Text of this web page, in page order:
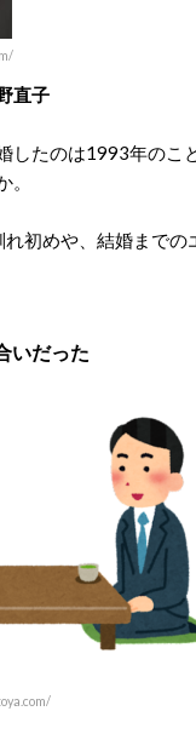
直子
したのは1993年のこ
初めや、結婚までの
いだった